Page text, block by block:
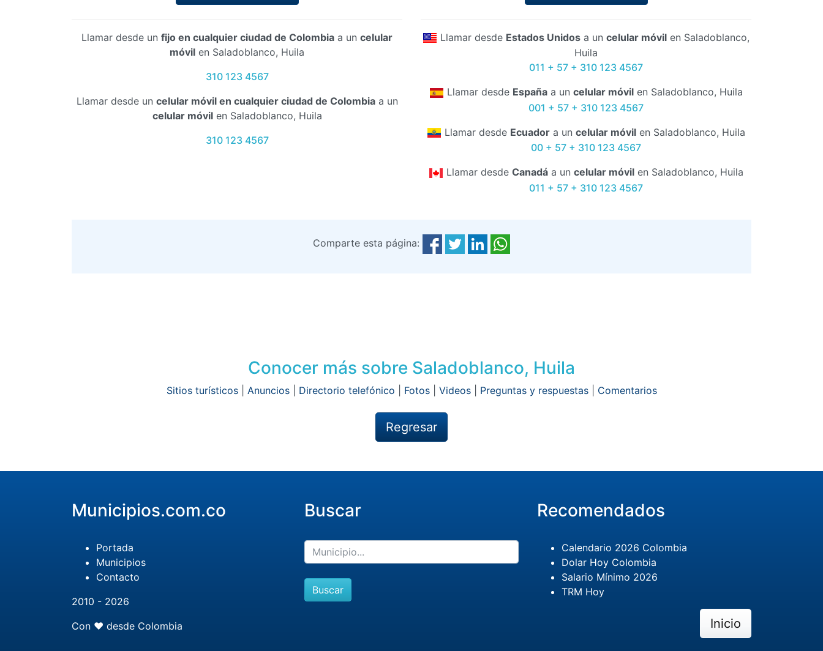
Llamar desde un fijo en cualquier ciudad de Colombia a un celular
móvil en Saladoblanco, Huila
310 123 4567
Llamar desde un celular móvil en cualquier ciudad de Colombiaa un
celular móvilen Saladoblanco, Huila
310 123 4567
Llamar desde Estados Unidos a un celular móvil en Saladoblanco,
Huila
011 + 57 + 310 123 4567
Llamar desde España a un celular móvil en Saladoblanco, Huila
001 + 57 + 310 123 4567
Llamar desde Ecuador a un celular móvil en Saladoblanco, Huila
00 + 57 + 310 123 4567
Llamar desde Canadá a un celular móvil en Saladoblanco, Huila
011 + 57 + 310 123 4567
Comparte esta página:
Conocer más sobre Saladoblanco, Huila
Sitios turísticos| Anuncios| Directorio telefónico Fotos| Videos| Preguntas y respuestas| Comentarios
Regresar
Municipios.com.co
Portada
Municipios
Contacto
2010 - 2026
Con ❤️ desde Colombia
Buscar
Buscar
Recomendados
Calendario 2026 Colombia
Dolar Hoy Colombia
Salario Mínimo 2026
TRM Hoy
Inicio